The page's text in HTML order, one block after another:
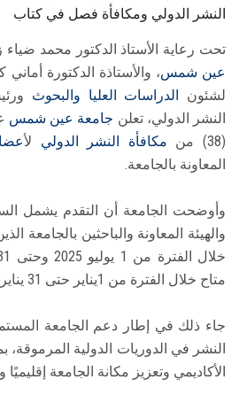
النشر الدولي ومكافأة فصل في كتاب
تحت رعاية الأستاذ الدكتور محمد ضياء
عين شمس، والأستاذة الدكتورة
لشئون
الدراسات العليا والبحوث
النشر الدولي، تعلن جامعة عين شمس
(38) من
مكافأة النشر الدولي ل
المعاونة بالجامعة.
وأوضحت الجامعة أن التقدم يشمل
والهيئة المعاونة والباحثين بالجامعة
متاح خلال الفترة من 1يناير حتى 31 يناير 2026.
جاء ذلك في إطار دعم الجامعة
النشر في الدوريات الدولية
الأكاديمي وتعزيز مكانة الجامعة إقليميًا